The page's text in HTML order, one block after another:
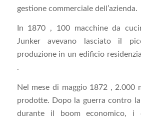
gestione commerciale dell’azienda.
In 1870 , 100 macchine da
Junker avevano lasciato il
produzione in un edificio
.
Nel mese di maggio 1872 , 2.000
prodotte. Dopo la guerra contro la
durante il boom economico, i